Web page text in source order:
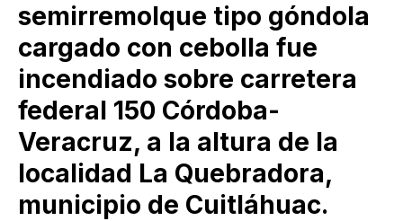
semirremolque tipo góndola
cargado con cebolla fue
incendiado sobre carretera
federal 150 Córdoba-
Veracruz, a la altura de la
localidad La Quebradora,
municipio de Cuitláhuac.